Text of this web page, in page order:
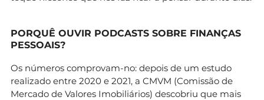
PORQUÊ OUVIR PODCASTS SOBRE FINANÇAS
PESSOAIS?
Os números comprovam-no: depois de um estudo
realizado entre 2020 e 2021, a CMVM (Comissão de
Mercado de Valores Imobiliários) descobriu que mais